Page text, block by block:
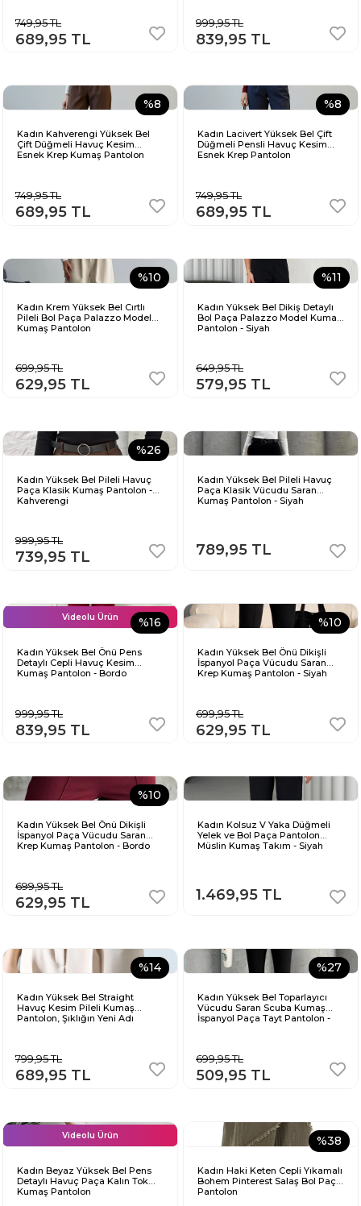
749,95 TL
689,95 TL
999,95 TL
839,95 TL
%8
Kadın Kahverengi Yüksek Bel
Çift Düğmeli Havuç Kesim
Esnek Krep Kumaş Pantolon
749,95 TL
689,95 TL
%8
Kadın Lacivert Yüksek Bel Çift
Düğmeli Pensli Havuç Kesim
Esnek Krep Pantolon
749,95 TL
689,95 TL
%10
Kadın Krem Yüksek Bel Cırtlı
Pileli Bol Paça Palazzo Model
Kumaş Pantolon
699,95 TL
629,95 TL
%11
Kadın Yüksek Bel Dikiş Detaylı
Bol Paça Palazzo Model Kumaş
Pantolon - Siyah
649,95 TL
579,95 TL
%26
Kadın Yüksek Bel Pileli Havuç
Paça Klasik Kumaş Pantolon -
Kahverengi
999,95 TL
739,95 TL
Kadın Yüksek Bel Pileli Havuç
Paça Klasik Vücudu Saran
Kumaş Pantolon - Siyah
789,95 TL
%16
Videolu Ürün
Kadın Yüksek Bel Önü Pens
Detaylı Cepli Havuç Kesim
Kumaş Pantolon - Bordo
999,95 TL
839,95 TL
%10
Kadın Yüksek Bel Önü Dikişli
İspanyol Paça Vücudu Saran
Krep Kumaş Pantolon - Siyah
699,95 TL
629,95 TL
%10
Kadın Yüksek Bel Önü Dikişli
İspanyol Paça Vücudu Saran
Krep Kumaş Pantolon - Bordo
699,95 TL
629,95 TL
Kadın Kolsuz V Yaka Düğmeli
Yelek ve Bol Paça Pantolon
Müslin Kumaş Takım - Siyah
1.469,95 TL
%14
Kadın Yüksek Bel Straight
Havuç Kesim Pileli Kumaş
Pantolon, Şıklığın Yeni Adı
799,95 TL
689,95 TL
%27
Kadın Yüksek Bel Toparlayıcı
Vücudu Saran Scuba Kumaş
İspanyol Paça Tayt Pantolon -
699,95 TL
509,95 TL
Videolu Ürün
Kadın Beyaz Yüksek Bel Pens
Detaylı Havuç Paça Kalın Tok
Kumaş Pantolon
%38
Kadın Haki Keten Cepli Yıkamalı
Bohem Pinterest Salaş Bol Paça
Pantolon